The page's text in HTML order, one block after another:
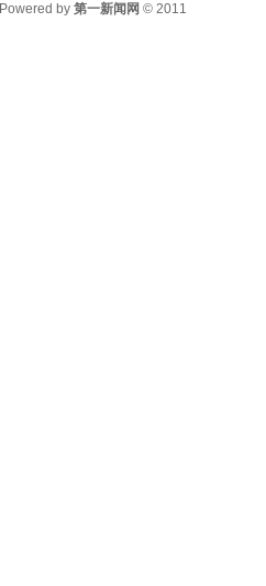
Powered by 第一新闻网 © 2011